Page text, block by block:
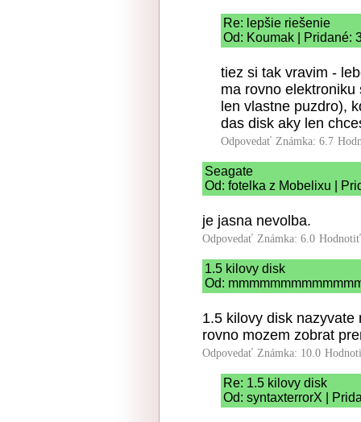
Re: lepšie riešenie
Od: Koumak | Pridané:
tiez si tak vravim -
ma rovno
len vlastne puzdro),
das disk aky len
Odpovedať Známka: 6.7
Seagate
Od: fotelka z Mobelixu |
je jasna nevolba.
Odpovedať Známka: 6.0
1.5 kilovy disk
Od:
1.5 kilovy disk nazyvate
rovno mozem zobrat
Odpovedať Známka: 10.0
Re: 1.5 kilovy disk
Od: syntaxterrorX |